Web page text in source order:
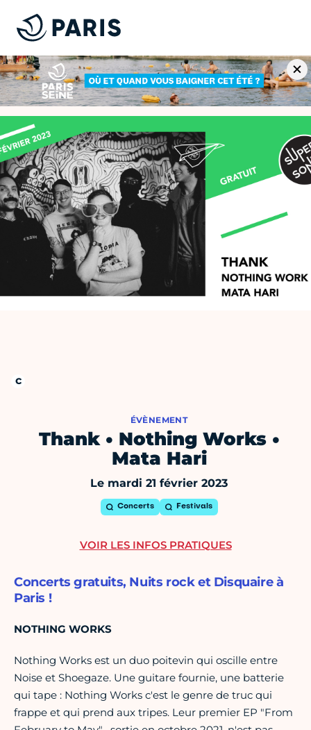
ÉVÈNEMENT
Thank • Nothing Works •
Mata Hari
Le mardi 21 février 2023
Concerts Festivals
Concerts gratuits, Nuits rock et Disquaire à
Paris !
NOTHING WORKS
Nothing Works est un duo poitevin qui oscille entre
Noise et Shoegaze. Une guitare fournie, une batterie
qui tape : Nothing Works c'est le genre de truc qui
frappe et qui prend aux tripes. Leur premier EP "From
VOIR LES INFOS PRATIQUES